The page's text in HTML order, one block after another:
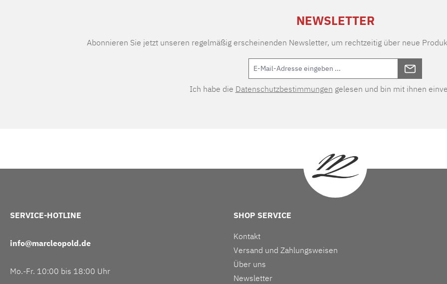
NEWSLETTER
Abonnieren Sie jetzt unseren regelmäßig erscheinenden Newsletter, um rechtzeitig über neue
Ich habe die Datenschutzbestimmungen gelesen und bin mit ihnen
SERVICE-HOTLINE
info@marcleopold.de
Mo.-Fr. 10:00 bis 18:00 Uhr
SHOP SERVICE
Kontakt
Versand und Zahlungsweisen
Über uns
Newsletter